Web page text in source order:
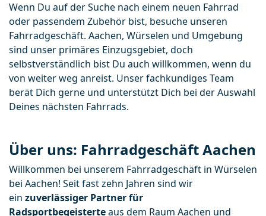
Wenn Du auf der Suche nach einem neuen Fahrrad
oder passendem Zubehör bist, besuche unseren
Fahrradgeschäft. Aachen, Würselen und Umgebung
sind unser primäres Einzugsgebiet, doch
selbstverständlich bist Du auch willkommen, wenn du
von weiter weg anreist. Unser fachkundiges Team
berät Dich gerne und unterstützt Dich bei der Auswahl
Deines nächsten Fahrrads.
Über uns: Fahrradgeschäft Aachen
Willkommen bei unserem Fahrradgeschäft in Würselen
bei Aachen! Seit fast zehn Jahren sind wir
ein zuverlässiger Partner für
Radsportbegeisterte aus dem Raum Aachen und